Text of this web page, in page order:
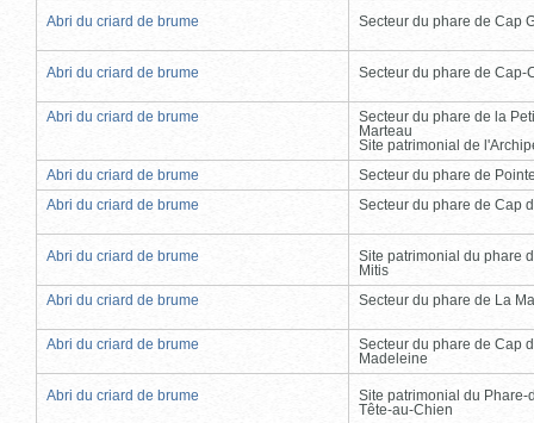
Abri du criard de brume Secteur du phare de Cap
Abri du criard de brume Secteur du phare de Cap-
Abri du criard de brume
Secteur du phare de la
Marteau
Site patrimonial de
Abri du criard de brume
Secteur du phare de
Abri du criard de brume
Secteur du phare de Cap
Abri du criard de brume
Site patrimonial du phare
Mitis
Abri du criard de brume
Secteur du phare de La
Abri du criard de brume
Secteur du phare de Cap
Madeleine
Abri du criard de brume
Site patrimonial du Phare-
Tête-au-Chien